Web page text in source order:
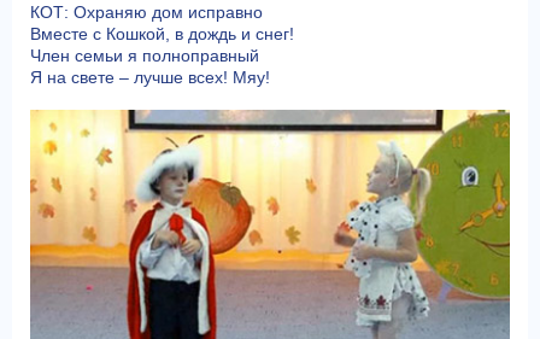
КОТ: Охраняю дом исправно
Вместе с Кошкой, в дождь и снег!
Член семьи я полноправный
Я на свете – лучше всех! Мяу!